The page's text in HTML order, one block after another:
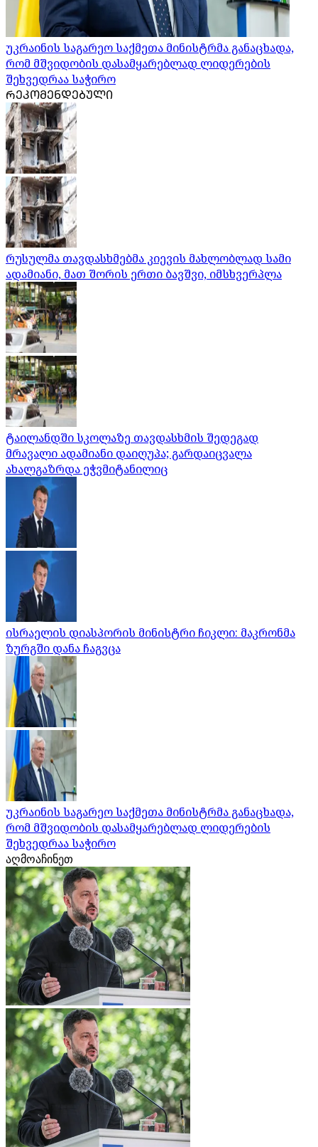
უკრაინის საგარეო საქმეთა მინისტრმა განაცხადა,
რომ მშვიდობის დასამყარებლად ლიდერების
შეხვედრაა საჭირო
ᲠᲔᲙᲝᲛᲔᲜᲓᲔᲑᲣᲚᲘ
რუსულმა თავდასხმებმა კიევის მახლობლად სამი
ადამიანი, მათ შორის ერთი ბავშვი, იმსხვერპლა
ტაილანდში სკოლაზე თავდასხმის შედეგად
მრავალი ადამიანი დაიღუპა; გარდაიცვალა
ახალგაზრდა ეჭვმიტანილიც
ისრაელის დიასპორის მინისტრი ჩიკლი: მაკრონმა
ზურგში დანა ჩაგვცა
უკრაინის საგარეო საქმეთა მინისტრმა განაცხადა,
რომ მშვიდობის დასამყარებლად ლიდერების
შეხვედრაა საჭირო
აღმოაჩინეთ